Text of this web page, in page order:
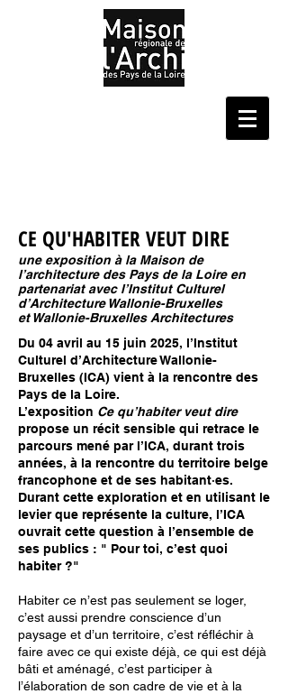
CE QU'HABITER VEUT DIRE
une exposition à la Maison de
l’architecture des Pays de la Loire en
partenariat avec l’Institut Culturel
d’Architecture Wallonie-Bruxelles
et Wallonie-Bruxelles Architectures​
Du 04 avril au 15 juin 2025, l’Institut
Culturel d’Architecture Wallonie-
Bruxelles (ICA) vient à la rencontre des
Pays de la Loire.
L’exposition Ce qu’habiter veut dire
propose un récit sensible qui retrace le
parcours mené par l’ICA, durant trois
années, à la rencontre du territoire belge
francophone et de ses habitant·es.
Durant cette exploration et en utilisant le
levier que représente la culture, l’ICA
ouvrait cette question à l’ensemble de
ses publics : " Pour toi, c’est quoi
habiter ?"
Habiter ce n’est pas seulement se loger,
c’est aussi prendre conscience d’un
paysage et d’un territoire, c’est réfléchir à
faire avec ce qui existe déjà, ce qui est déjà
bâti et aménagé, c’est participer à
l’élaboration de son cadre de vie et à la